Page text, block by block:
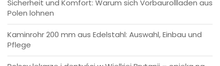
Sicherheit und Komfort: Warum sich Vorbaurollladen aus
Polen lohnen
Kaminrohr 200 mm aus Edelstahl: Auswahl, Einbau und
Pflege